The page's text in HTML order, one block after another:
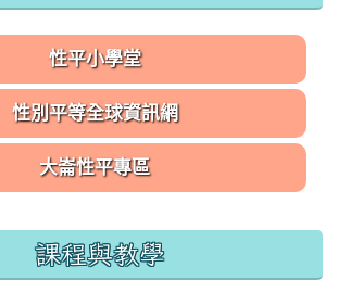
性平小學堂
性別平等全球資訊網
大崙性平專區
課程與教學